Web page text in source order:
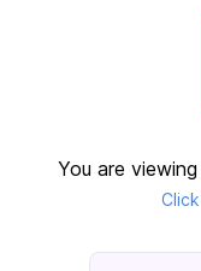
You are